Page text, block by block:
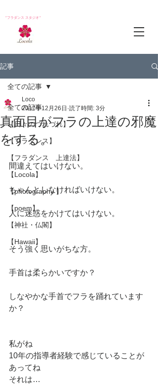
*フラダンス スタジオ*
記事
全ての記事
【日々のつれづれ】
【フラダンス】
【フラダンス 上達法】
【Locola】
【photography 】
【poem】
【神社・仏閣】
【Hawaii】
全ての記事
真面目がフラの上達の邪魔
をする。
Loco
2017年12月26日 読了時間: 3分
間違えてはいけない。
ちゃんとしなければいけない。
人に迷惑をかけてはいけない。
そう強く思いがちな方。
手首は柔らかいですか？
しなやかな手首でフラを踊れています
か？
私がね
10年の指導者経験で感じていることが
あってね
それは…